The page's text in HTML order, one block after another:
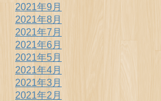
2021年9月
2021年8月
2021年7月
2021年6月
2021年5月
2021年4月
2021年3月
2021年2月